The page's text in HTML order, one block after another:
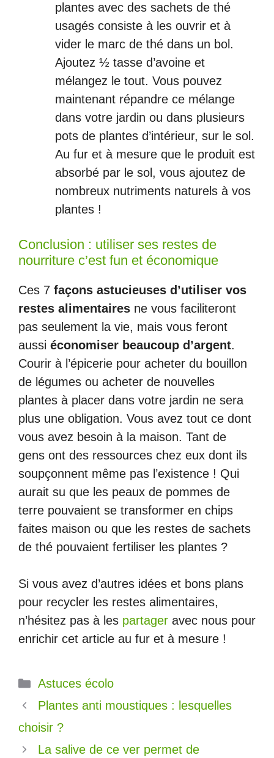
plantes avec des sachets de thé
usagés consiste à les ouvrir et à
vider le marc de thé dans un bol.
Ajoutez ½ tasse d’avoine et
mélangez le tout. Vous pouvez
maintenant répandre ce mélange
dans votre jardin ou dans plusieurs
pots de plantes d’intérieur, sur le sol.
Au fur et à mesure que le produit est
absorbé par le sol, vous ajoutez de
nombreux nutriments naturels à vos
plantes !
Conclusion : utiliser ses restes de
nourriture c’est fun et économique
Ces 7 façons astucieuses d’utiliser vos
restes alimentaires ne vous faciliteront
pas seulement la vie, mais vous feront
aussi économiser beaucoup d’argent.
Courir à l’épicerie pour acheter du bouillon
de légumes ou acheter de nouvelles
plantes à placer dans votre jardin ne sera
plus une obligation. Vous avez tout ce dont
vous avez besoin à la maison. Tant de
gens ont des ressources chez eux dont ils
soupçonnent même pas l’existence ! Qui
aurait su que les peaux de pommes de
terre pouvaient se transformer en chips
faites maison ou que les restes de sachets
de thé pouvaient fertiliser les plantes ?
Si vous avez d’autres idées et bons plans
pour recycler les restes alimentaires,
n’hésitez pas à les partager avec nous pour
enrichir cet article au fur et à mesure !
Catégories
Astuces écolo
Plantes anti moustiques : lesquelles
choisir ?
La salive de ce ver permet de